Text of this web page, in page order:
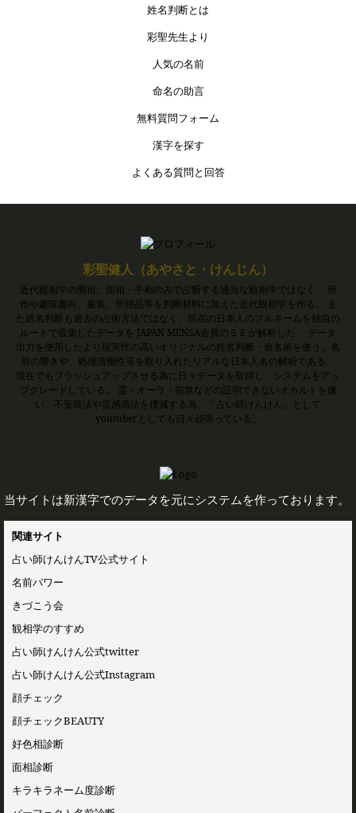
姓名判断とは
彩聖先生より
人気の名前
命名の助言
無料質問フォーム
漢字を探す
よくある質問と回答
彩聖健人（あやさと・けんじん）
近代観相学の開祖。面相・手相のみで占断する適当な観相学ではなく、 所
作や趣味趣向、服装、所持品等を判断材料に加えた近代観相学を作る。 ま
た姓名判断も過去の占術方法ではなく、現在の日本人のフルネームを独自の
ルートで収集したデータを JAPAN MENSA会員のＳＥが解析した、 データ
出力を使用したより現実性の高いオリジナルの姓名判断・命名術を使う。名
前の響きや、処理流暢性等を取り入れたリアルな日本人名の解析である。
現在でもブラッシュアップさせる為に日々データを取得し、システムをアッ
プグレードしている。 霊・オーラ・前世などの証明できないオカルトを嫌
い、不安商法や霊感商法を撲滅する為、「占い師けんけん」として
youtuberとしても日々頑張っている。
当サイトは新漢字でのデータを元にシステムを作っております。
関連サイト
占い師けんけんTV公式サイト
名前パワー
きづこう会
観相学のすすめ
占い師けんけん公式twitter
占い師けんけん公式Instagram
顔チェック
顔チェックBEAUTY
好色相診断
面相診断
キラキラネーム度診断